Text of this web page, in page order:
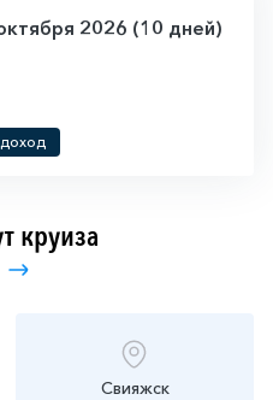
2026 (10 дней)
круиза
Свияжск